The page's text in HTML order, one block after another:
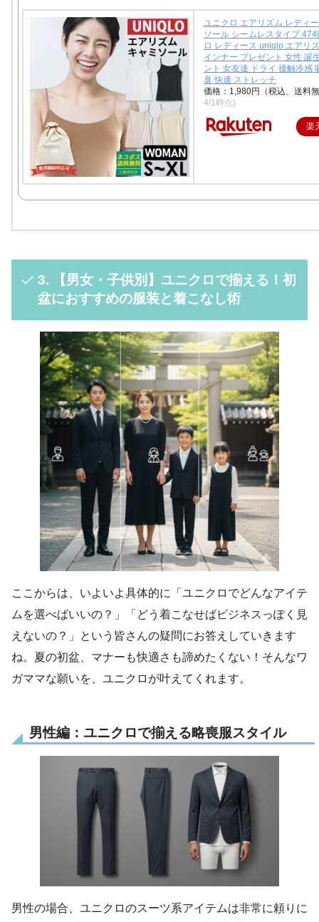
ユニクロ エアリズム レディ
ソール シームレスタイプ
ロ レディース uniqlo エアリ
インナー プレゼント 女性 誕
ント 女友達 ドライ 接触冷感
臭 快適 ストレッチ
価格：1,980円（税込、送料
4/1時点)
楽
3. 【男女・子供別】ユニクロで揃える！初
盆におすすめの服装と着こなし術
ここからは、いよいよ具体的に「ユニクロでどんなアイテ
ムを選べばいいの？」「どう着こなせばビジネスっぽく見
えないの？」という皆さんの疑問にお答えしていきます
ね。夏の初盆、マナーも快適さも諦めたくない！そんなワ
ガママな願いを、ユニクロが叶えてくれます。
男性編：ユニクロで揃える略喪服スタイル
男性の場合、ユニクロのスーツ系アイテムは非常に頼りに